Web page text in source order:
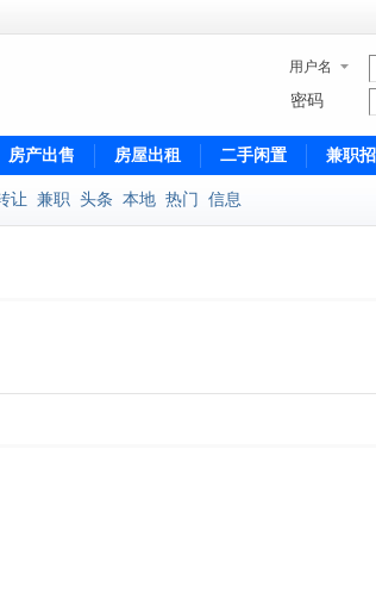
用户名
密码
房产出售 房屋出租 二手闲置 兼职
让 兼职 头条 本地 热门 信息